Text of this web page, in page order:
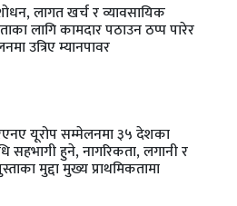
लागत खर्च र व्यावसायिक
लागि कामदार पठाउन ठप्प पारेर
उत्रिए म्यानपावर
यूरोप सम्मेलनमा ३५ देशका
सहभागी हुने, नागरिकता, लगानी र
मुद्दा मुख्य प्राथमिकतामा